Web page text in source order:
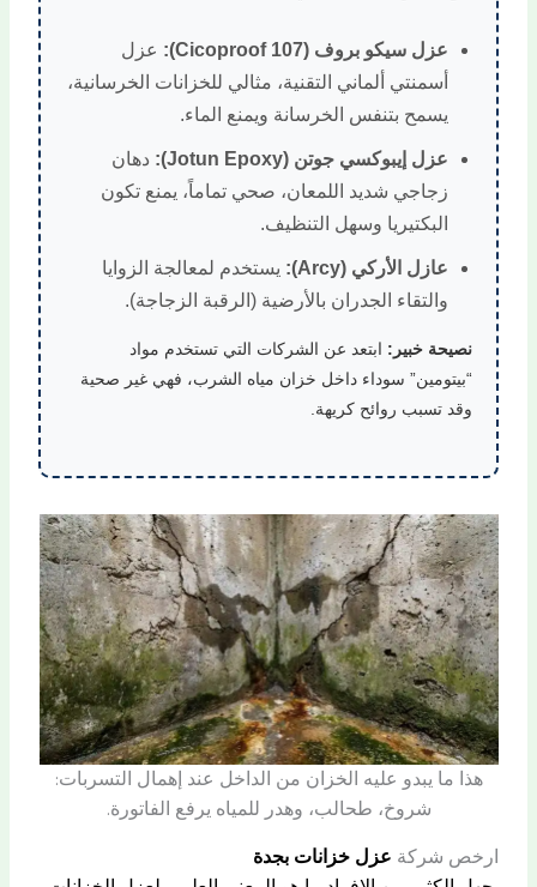
عزل سيكو بروف (Cicoproof 107):
عزل
أسمنتي ألماني التقنية، مثالي للخزانات الخرسانية،
يسمح بتنفس الخرسانة ويمنع الماء.
عزل إيبوكسي جوتن (Jotun Epoxy):
دهان
زجاجي شديد اللمعان، صحي تماماً، يمنع تكون
البكتيريا وسهل التنظيف.
عازل الأركي (Arcy):
يستخدم لمعالجة الزوايا
والتقاء الجدران بالأرضية (الرقبة الزجاجة).
نصيحة خبير: ابتعد عن الشركات التي تستخدم مواد
“بيتومين” سوداء داخل خزان مياه الشرب، فهي غير صحية
وقد تسبب روائح كريهة.
هذا ما يبدو عليه الخزان من الداخل عند إهمال التسربات:
شروخ، طحالب، وهدر للمياه يرفع الفاتورة.
ارخص شركة عزل خزانات بجدة